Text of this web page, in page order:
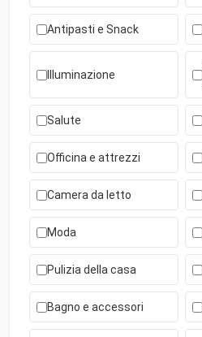
Antipasti e Snack
Illuminazione
Salute
Officina e attrezzi
Camera da letto
Moda
Pulizia della casa
Bagno e accessori